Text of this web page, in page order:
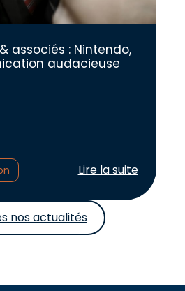
associés : Nintendo,
audacieuse
Lire l'article :
Lire la suite
nos actualités